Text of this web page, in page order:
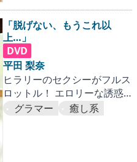
「脱げない、もうこれ以
上…」
DVD
平田 梨奈
ヒラリーのセクシーがフルス
ロットル！ エロリーな誘惑
で平田梨奈の新境地が開け
グラマー 癒し系